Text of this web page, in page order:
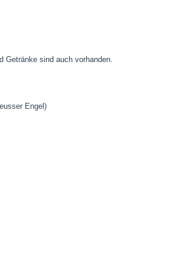
Getränke sind auch vorhanden.
Engel)